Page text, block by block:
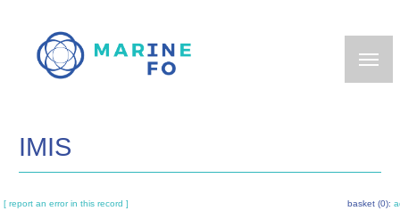
main
IMIS
[ report an error in this record ] basket (0):